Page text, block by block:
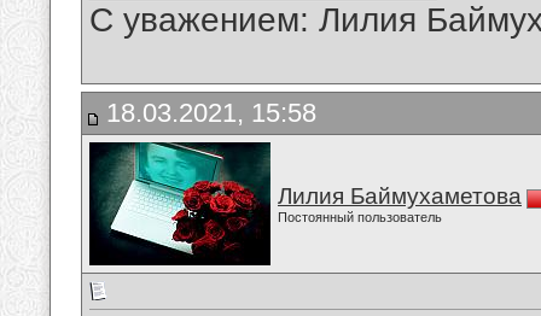
С уважением: Лилия
18.03.2021, 15:58
Лилия Баймухаметова
Постоянный пользователь